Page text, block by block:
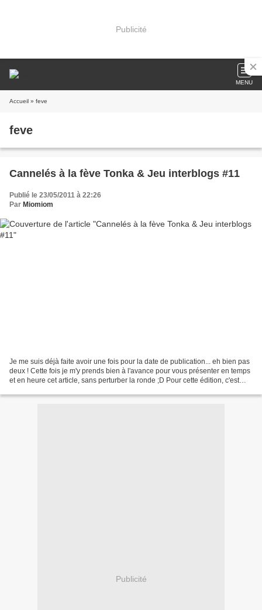
Publicité
MENU
Accueil » feve
feve
Cannelés à la fève Tonka & Jeu interblogs #11
Publié le 23/05/2011 à 22:26
Par Miomiom
Je me suis déjà faite avoir une fois pour la date de publication... eh bien pas
deux ! Cette fois je m'y prends bien à l'avance pour vous présenter en temps
et en heure cet article, sans perturber la ronde ;D Pour cette édition, c'est
Publicité